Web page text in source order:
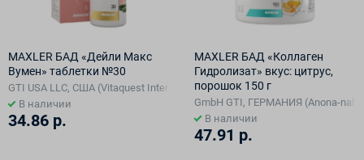
MAXLER БАД «Дейли Макс
Вумен» таблетки №30
GTI USA LLC, США (Vitaquest International LLC )
В наличии
34.86 р.
MAXLER БАД «Коллаген
Гидролизат» вкус: цитрус,
порошок 150 г
GmbH GTI, ГЕРМАНИЯ (Anona-
В наличии
47.91 р.